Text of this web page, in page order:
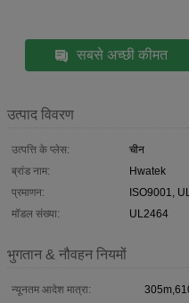
सबसे अच्छी कीमत
उत्पाद विवरण
उत्पत्ति के प्लेस:
चीन
ब्रांड नाम:
Hwatek
प्रमाणन:
ISO9001,
मॉडल संख्या:
UL2464
भुगतान & नौवहन नियमों
न्यूनतम आदेश मात्रा: